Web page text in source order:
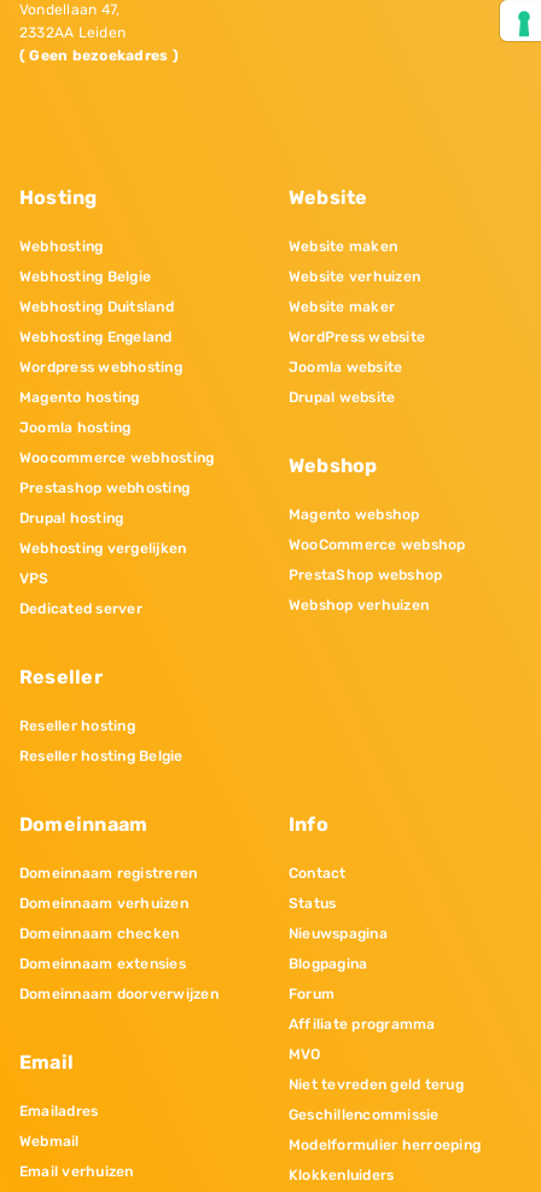
Vondellaan 47,
2332AA Leiden
( Geen bezoekadres )
Hosting
Webhosting
Webhosting Belgie
Webhosting Duitsland
Webhosting Engeland
Wordpress webhosting
Magento hosting
Joomla hosting
Woocommerce webhosting
Prestashop webhosting
Drupal hosting
Webhosting vergelijken
VPS
Dedicated server
Reseller
Reseller hosting
Reseller hosting Belgie
Website
Website maken
Website verhuizen
Website maker
WordPress website
Joomla website
Drupal website
Webshop
Magento webshop
WooCommerce webshop
PrestaShop webshop
Webshop verhuizen
Domeinnaam
Domeinnaam registreren
Domeinnaam verhuizen
Domeinnaam checken
Domeinnaam extensies
Domeinnaam doorverwijzen
Email
Emailadres
Webmail
Email verhuizen
Info
Contact
Status
Nieuwspagina
Blogpagina
Forum
Affiliate programma
MVO
Niet tevreden geld terug
Geschillencommissie
Modelformulier herroeping
Klokkenluiders